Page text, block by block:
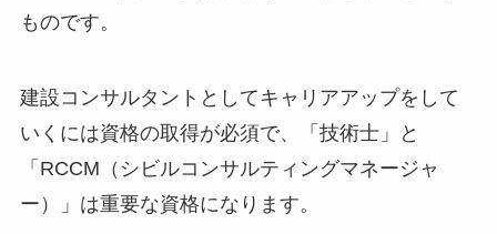
ものです。
建設コンサルタントとしてキャリアアップをして
いくには資格の取得が必須で、「技術士」と
「RCCM（シビルコンサルティングマネージャ
ー）」は重要な資格になります。